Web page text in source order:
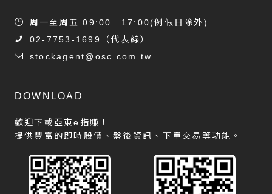
周一至周五 09:00－17:00(例假日除外)
02-7753-1699
（代表線）
stockagent@osc.com.tw
DOWNLOAD
歡迎下載亞東e指賺！
提供豐富的即時股價、盤後資訊、下單交易等功能。